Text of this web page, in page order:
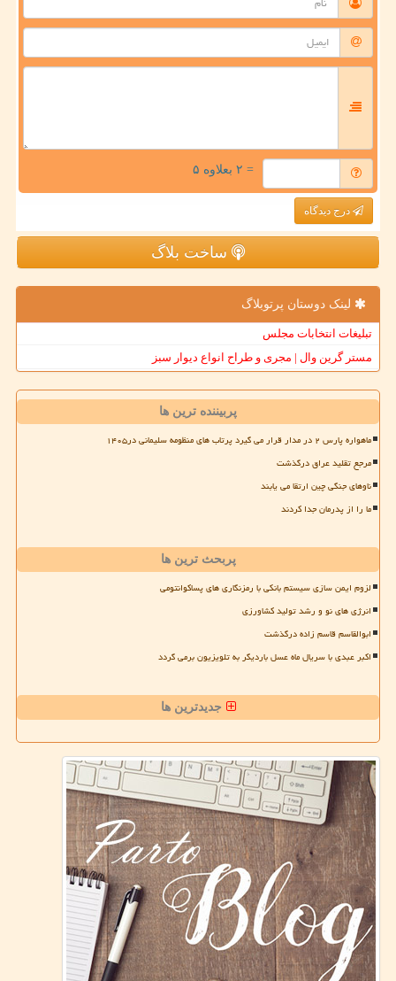
= ۲ بعلاوه ۵
درج دیدگاه
ساخت بلاگ
لینک دوستان پرتوبلاگ
تبلیغات انتخابات مجلس
مستر گرین وال | مجری و طراح انواع دیوار سبز
پربیننده ترین ها
ماهواره پارس ۲ در مدار قرار می گیرد پرتاب های منظومه سلیمانی در۱۴۰۵
مرجع تقلید عراق درگذشت
ناوهای جنگی چین ارتقا می یابند
ما را از پدرمان جدا کردند
پربحث ترین ها
لزوم ایمن سازی سیستم بانکی با رمزنگاری های پساکوانتومی
انرژی های نو و رشد تولید کشاورزی
ابوالقاسم قاسم زاده درگذشت
اکبر عبدی با سریال ماه عسل باردیگر به تلویزیون برمی گردد
جدیدترین ها